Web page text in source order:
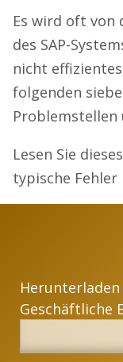
Es wird oft von
des SAP-
nicht
folgenden
Problemstellen
Lesen Sie
typische Fehler
Herunterladen